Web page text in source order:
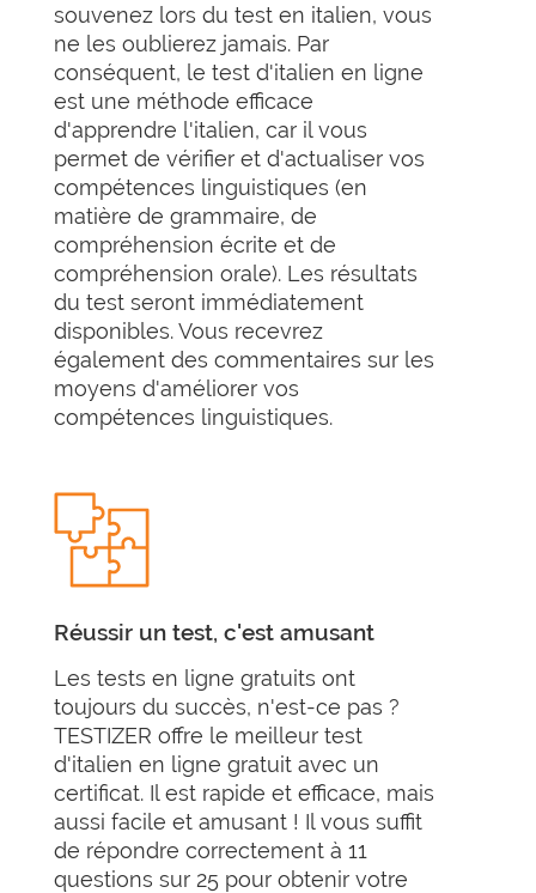
souvenez lors du test en italien, vous
ne les oublierez jamais. Par
conséquent, le test d'italien en ligne
est une méthode efficace
d'apprendre l'italien, car il vous
permet de vérifier et d'actualiser vos
compétences linguistiques (en
matière de grammaire, de
compréhension écrite et de
compréhension orale). Les résultats
du test seront immédiatement
disponibles. Vous recevrez
également des commentaires sur les
moyens d'améliorer vos
compétences linguistiques.
Réussir un test, c'est amusant
Les tests en ligne gratuits ont
toujours du succès, n'est-ce pas ?
TESTIZER offre le meilleur test
d'italien en ligne gratuit avec un
certificat. Il est rapide et efficace, mais
aussi facile et amusant ! Il vous suffit
de répondre correctement à 11
questions sur 25 pour obtenir votre